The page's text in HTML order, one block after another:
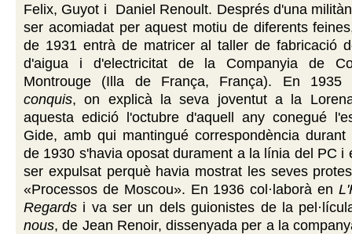
Felix, Guyot i
Daniel Renoult. Després d'una
ser acomiadat per aquest motiu de diferents
de 1931 entrà de matricer al taller de fabricació
d'aigua i d'electricitat de la Companyia de
Montrouge (Illa de França, França). En
conquis, on explicà la seva joventut a la
aquesta edició l'octubre d'aquell any conegué
Gide, amb qui mantingué correspondència
de 1930 s'havia oposat durament a la línia del PC i
ser expulsat perquè havia mostrat les seves
«Processos de Moscou». En 1936 col·laborà en
Regards i va ser un dels guionistes de la
nous, de Jean Renoir, dissenyada per a la